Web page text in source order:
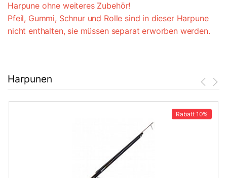
Harpune ohne weiteres Zubehör!
Pfeil, Gummi, Schnur und Rolle sind in dieser Harpune
nicht enthalten, sie müssen separat erworben werden.
Harpunen
Rabatt 10%